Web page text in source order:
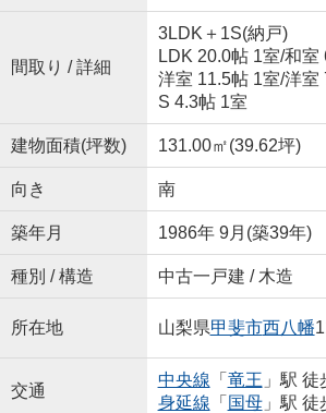
間取り / 詳細
3LDK＋1S(納戸)
LDK 20.0帖 1室/和室
洋室 11.5帖 1室/洋室
S 4.3帖 1室
建物面積(坪数) 131.00㎡(39.62坪)
向き 南
築年月 1986年 9月(築39年)
種別 / 構造 中古一戸建 / 木造
所在地 山梨県甲斐市西八幡
交通
中央線 「 竜王 」駅
身延線 「 国母」駅 徒